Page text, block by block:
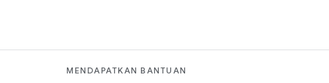
MENDAPATKAN BANTUAN